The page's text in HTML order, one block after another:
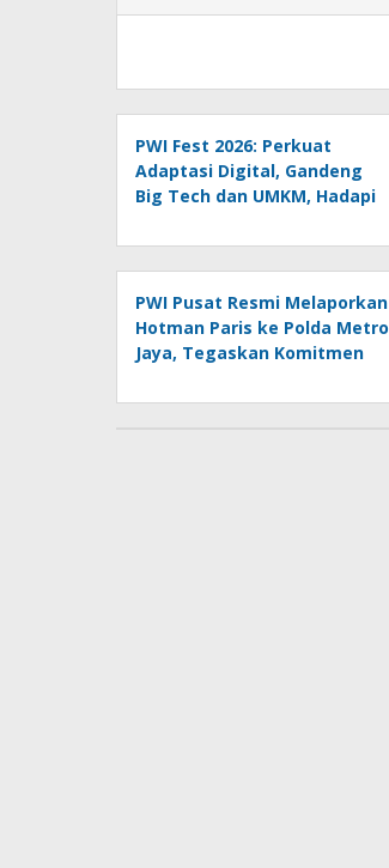
PWI Fest 2026: Perkuat
Adaptasi Digital, Gandeng
Big Tech dan UMKM, Hadapi
Lampung
PWI Pusat Resmi Melaporkan
Hotman Paris ke Polda Metro
Jaya, Tegaskan Komitmen
Wartawan